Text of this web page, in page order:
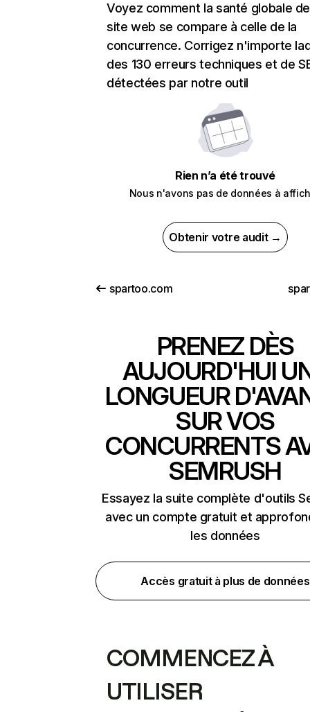
Voyez comment la santé globale
site web se compare à celle de la
concurrence. Corrigez n'importe
des 130 erreurs techniques et de
détectées par notre outil
Rien n’a été trouvé
Nous n'avons pas de données à
Obtenir votre audit →
spartoo.com
PRENEZ DÈS
AUJOURD'HUI
LONGUEUR
SUR VOS
CONCURRENTS
SEMRUSH
Essayez la suite complète d'outils
avec un compte gratuit et
les données
Accès gratuit à plus de données
COMMENCEZ À
UTILISER